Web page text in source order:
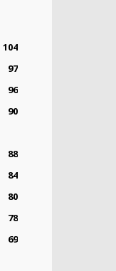
104
97
96
90
88
84
80
78
69